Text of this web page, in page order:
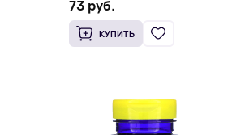
73 руб.
КУПИТЬ